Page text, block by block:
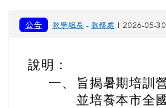
公告 教學組長 - 教務處 | 2026-05-
說明：
一、
旨揭暑期培訓
並培養本市全